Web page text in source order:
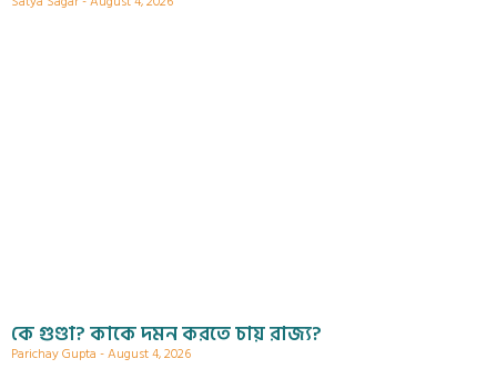
কে গুণ্ডা? কাকে দমন করতে চায় রাজ্য?
Parichay Gupta August 4, 2026